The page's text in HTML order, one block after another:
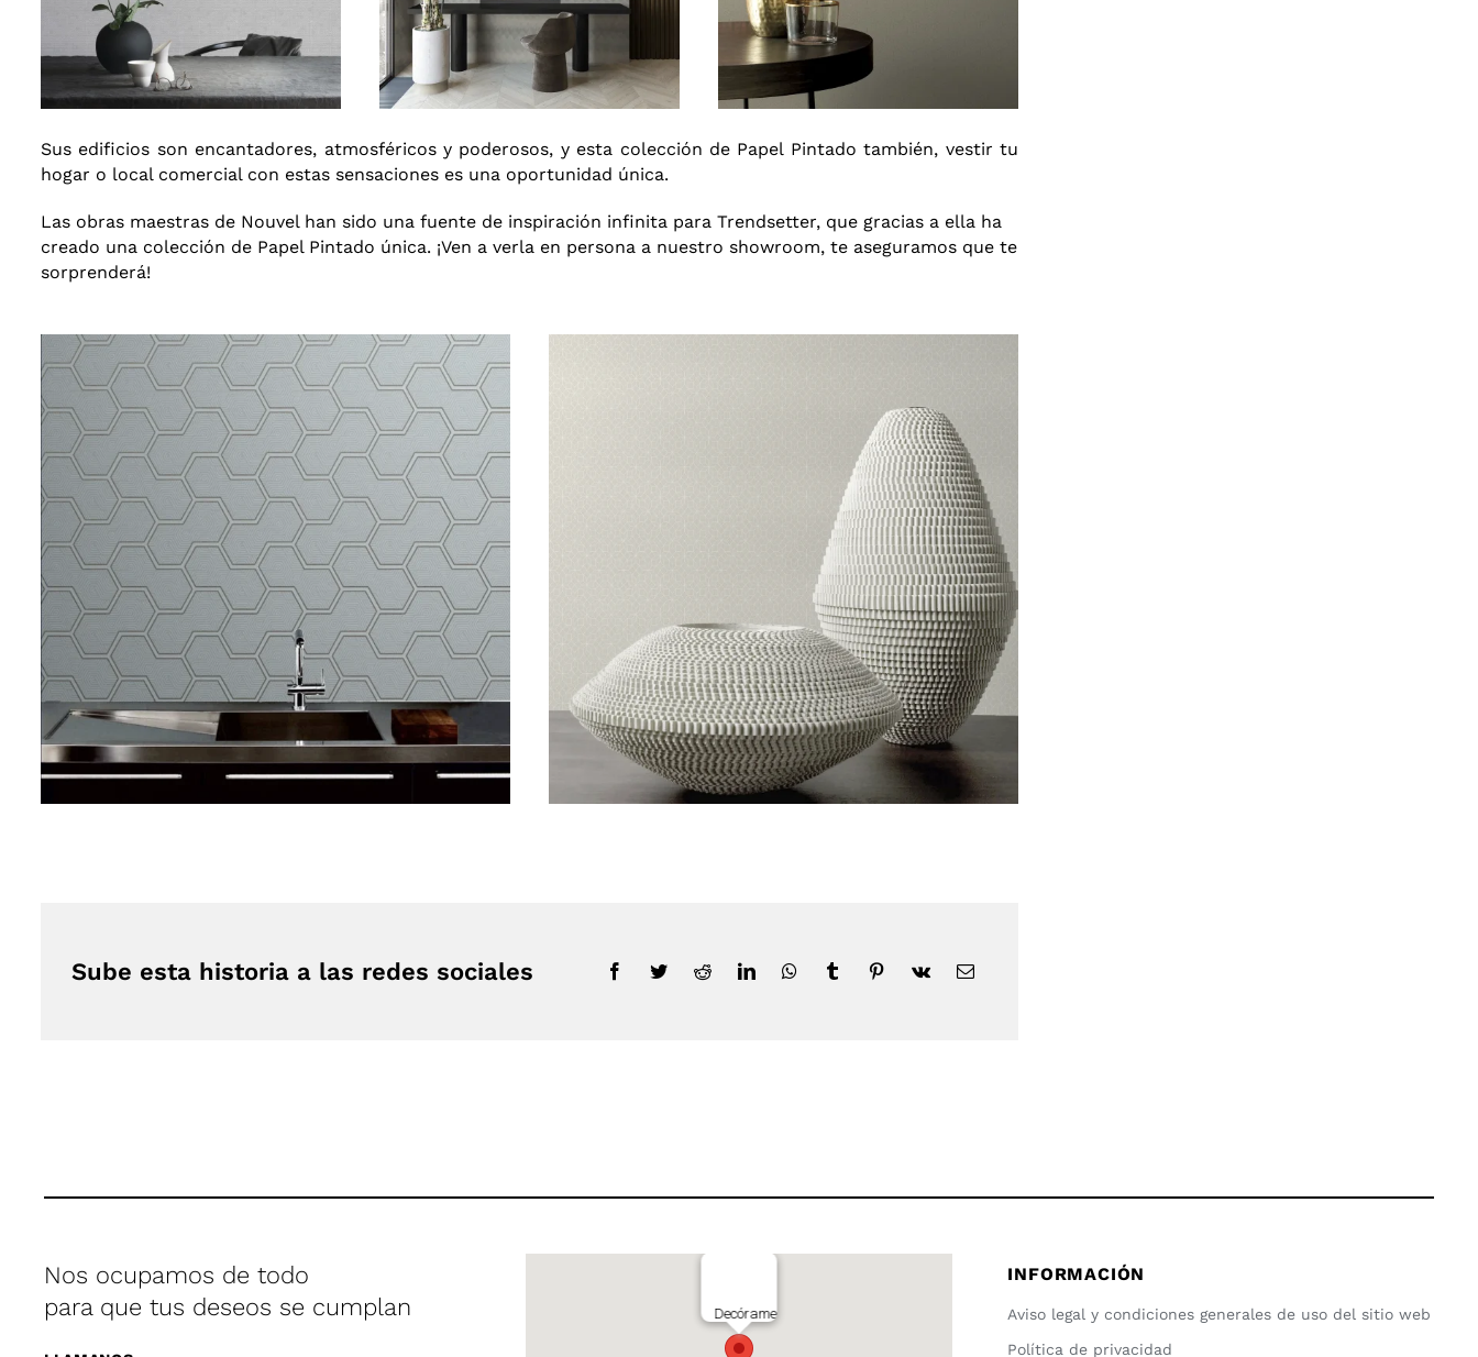
Sus edificios son encantadores, atmosféricos y poderosos, y esta colección de Papel Pintado también, vestir tu
hogar o local comercial con estas sensaciones es una oportunidad única.
Las obras maestras de Nouvel han sido una fuente de inspiración infinita para Trendsetter, que gracias a ella ha
creado una colección de Papel Pintado única. ¡Ven a verla en persona a nuestro showroom, te aseguramos que te
sorprenderá!
Sube esta historia a las redes sociales
Nos ocupamos de todo
para que tus deseos se cumplan
Decórame
INFORMACIÓN
Aviso legal y condiciones generales de uso del sitio web
Política de privacidad